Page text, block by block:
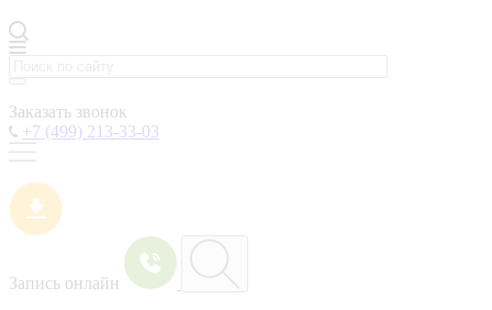
Заказать звонок
+7 (499) 213-33-03
Запись онлайн